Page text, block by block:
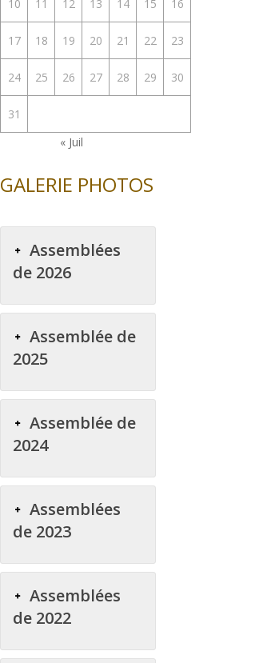
10 11 12 13 14 15 16
17 18 19 20 21 22 23
24 25 26 27 28 29 30
31
« Juil
GALERIE PHOTOS
Assemblées
de 2026
Assemblée de
2025
Assemblée de
2024
Assemblées
de 2023
Assemblées
de 2022